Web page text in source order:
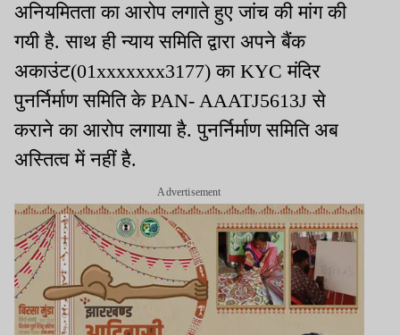
अनियमितता का आरोप लगाते हुए जांच की मांग की
गयी है. साथ ही न्याय समिति द्वारा अपने बैंक
अकाउंट(01xxxxxxx3177) का KYC मंदिर
पुनर्निर्माण समिति के PAN- AAATJ5613J से
कराने का आरोप लगाया है. पुनर्निर्माण समिति अब
अस्तित्व में नहीं है.
Advertisement